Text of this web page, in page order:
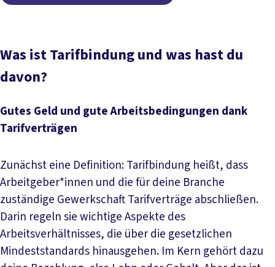
Was ist Tarifbindung und was hast du
davon?
Gutes Geld und gute Arbeitsbedingungen dank
Tarifverträgen
Zunächst eine Definition: Tarifbindung heißt, dass
Arbeitgeber*innen und die für deine Branche
zuständige Gewerkschaft Tarifverträge abschließen.
Darin regeln sie wichtige Aspekte des
Arbeitsverhältnisses, die über die gesetzlichen
Mindeststandards hinausgehen. Im Kern gehört dazu